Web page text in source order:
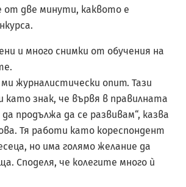
от две минути, каквото е
и много снимки от обучения на
ми журналистически опит. Тази
като знак, че вървя в правилната
продължа да се развивам“, казва
Тя работи като кореспондент
но има голямо желание да
Споделя, че колегите много ѝ